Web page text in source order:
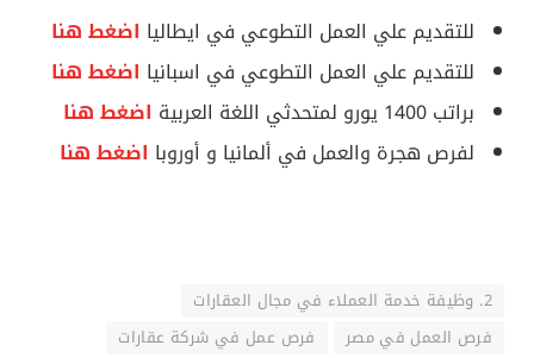
للتقديم علي العمل التطوعي في ايطاليا اضغط هنا
للتقديم علي العمل التطوعي في اسبانيا اضغط هنا
براتب 1400 يورو لمتحدثي اللغة العربية
اضغط هنا
لفرص هجرة والعمل في ألمانيا و أوروبا اضغط هنا
2. وظيفة خدمة العملاء في مجال العقارات
فرص العمل في مصر
فرص عمل في شركة عقارات